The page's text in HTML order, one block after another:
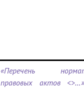
«Перечень
правовых актов